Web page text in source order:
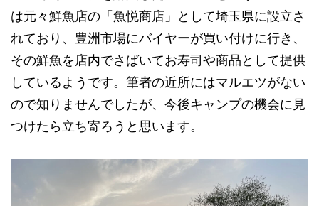
は元々鮮魚店の「魚悦商店」として埼玉県に設立さ
れており、豊洲市場にバイヤーが買い付けに行き、
その鮮魚を店内でさばいてお寿司や商品として提供
しているようです。筆者の近所にはマルエツがない
ので知りませんでしたが、今後キャンプの機会に見
つけたら立ち寄ろうと思います。